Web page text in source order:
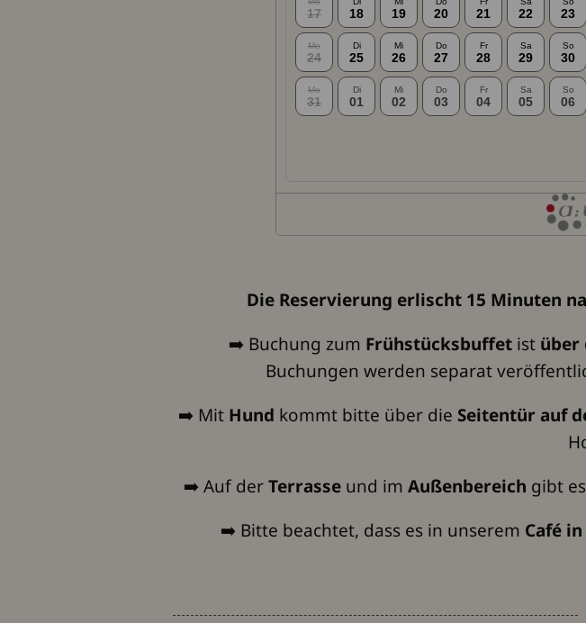
Die Reservierung erlischt 15 Minuten
➡️​ Buchung zum Frühstücksbuffet ist über
Buchungen werden separat
➡️​ Mit Hund kommt bitte über die Seitentür auf
➡️​ Auf derTerrasse und im Außenbereich gibt es
➡️​ Bitte beachtet, dass es in unserem Café